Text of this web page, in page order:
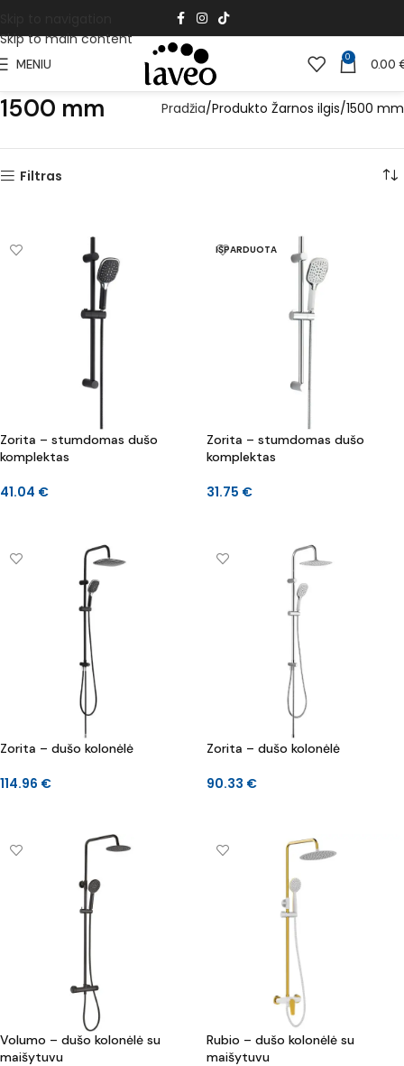
Skip to main content
MENIU 0 0.00
1500 mm Pradžia Produkto Žarnos ilgis 1500 mm
Filtras
Zorita – stumdomas dušo
komplektas
41.04 €
IŠPARDUOTA
Zorita – stumdomas dušo
komplektas
31.75 €
Zorita – dušo kolonėlė
114.96 €
Zorita – dušo kolonėlė
90.33 €
Volumo – dušo kolonėlė su
maišytuvu
Rubio – dušo kolonėlė su
maišytuvu